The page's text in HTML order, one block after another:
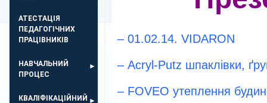
АТЕСТАЦІЯ
ПЕДАГОГІЧНИХ
ПРАЦІВНИКІВ
НАВЧАЛЬНИЙ
ПРОЦЕС
КВАЛІФІКАЦІЙНИЙ
– 01.02.14. VIDARON
– Acryl-Рutz шпаклівки,
– FOVEO утеплення